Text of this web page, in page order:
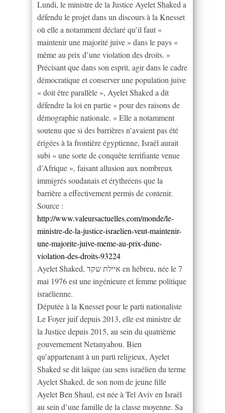
Lundi, le ministre de la Justice Ayelet Shaked a
défendu le projet dans un discours à la Knesset
où elle a notamment déclaré qu’il faut «
maintenir une majorité juive » dans le pays «
même au prix d’une violation des droits. »
Précisant que dans son esprit, agir dans le cadre
démocratique et conserver une population juive
« doit être parallèle », Ayelet Shaked a dit
défendre la loi en partie « pour des raisons de
démographie nationale. » Elle a notamment
soutenu que si des barrières n’avaient pas été
érigées à la frontière égyptienne, Israël aurait
subi « une sorte de conquête terrifiante venue
d’Afrique », faisant allusion aux nombreux
immigrés soudanais et érythréens que la
barrière a effectivement permis de contenir.
Source :
http://www.valeursactuelles.com/monde/le-
ministre-de-la-justice-israelien-veut-maintenir-
une-majorite-juive-meme-au-prix-dune-
violation-des-droits-93224
Ayelet Shaked, איילת שקד en hébreu, née le 7
mai 1976 est une ingénieure et femme politique
israélienne.
Députée à la Knesset pour le parti nationaliste
Le Foyer juif depuis 2013, elle est ministre de
la Justice depuis 2015, au sein du quatrième
gouvernement Netanyahou. Bien
qu’appartenant à un parti religieux, Ayelet
Shaked se dit laïque (au sens israélien du terme
Ayelet Shaked, de son nom de jeune fille
Ayelet Ben Shaul, est née à Tel Aviv en Israël
au sein d’une famille de la classe moyenne. Sa